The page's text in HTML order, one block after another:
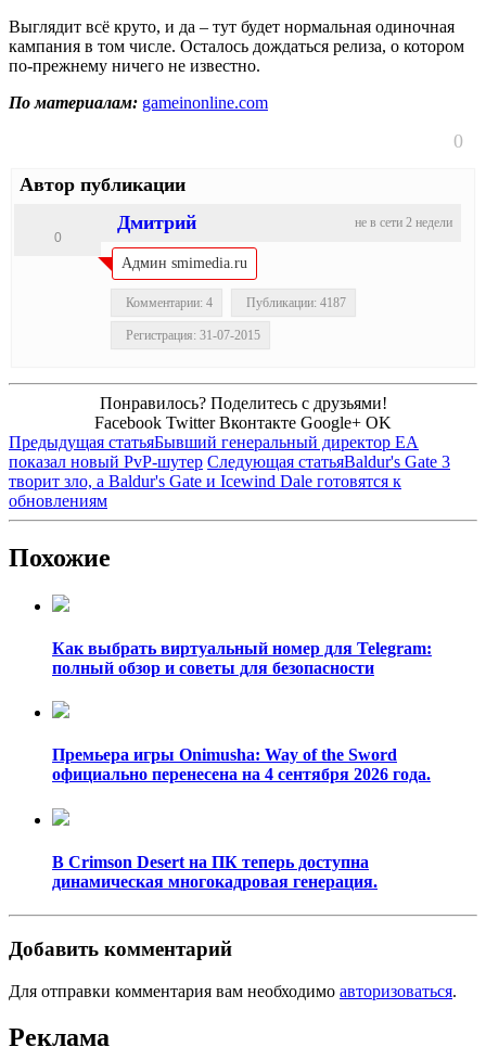
Выглядит всё круто, и да – тут будет нормальная одиночная
кампания в том числе. Осталось дождаться релиза, о котором
по-прежнему ничего не известно.
По материалам: gameinonline.com
0
Автор публикации
не в сети 2 недели
Дмитрий
0
Админ smimedia.ru
Комментарии: 4 Публикации: 4187
Регистрация: 31-07-2015
Понравилось? Поделитесь с друзьями!
Facebook Twitter Вконтакте Google+ OK
Предыдущая статьяБывший генеральный директор EA
показал новый PvP-шутер Следующая статьяBaldur's Gate 3
творит зло, а Baldur's Gate и Icewind Dale готовятся к
обновлениям
Похожие
Как выбрать виртуальный номер для Telegram:
полный обзор и советы для безопасности
Премьера игры Onimusha: Way of the Sword
официально перенесена на 4 сентября 2026 года.
В Crimson Desert на ПК теперь доступна
динамическая многокадровая генерация.
Добавить комментарий
Для отправки комментария вам необходимо авторизоваться.
Реклама